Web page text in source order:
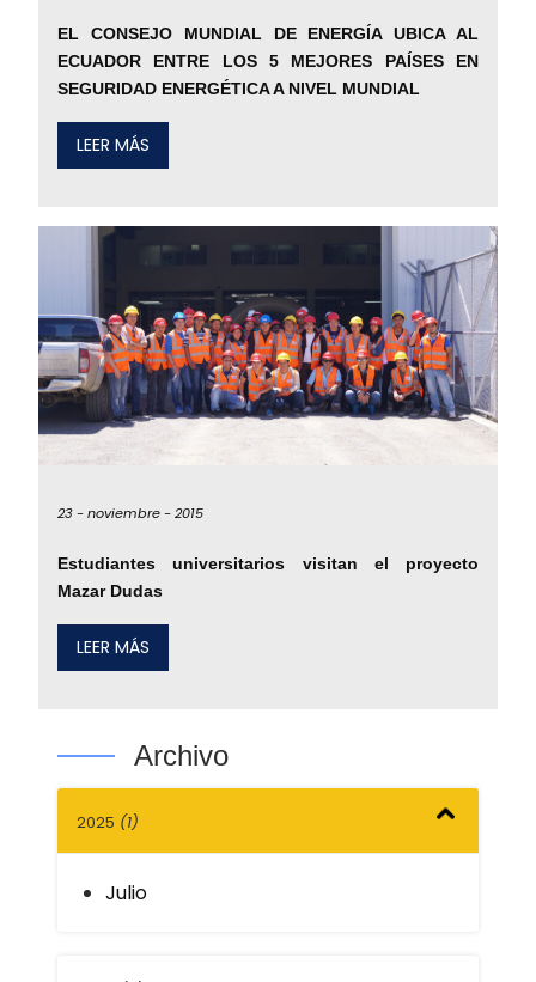
EL CONSEJO MUNDIAL DE ENERGÍA UBICA AL
ECUADOR ENTRE LOS 5 MEJORES PAÍSES EN
SEGURIDAD ENERGÉTICA A NIVEL MUNDIAL
LEER MÁS
23 -noviembre -2015
Estudiantes universitarios visitan el proyecto
Mazar Dudas
LEER MÁS
Archivo
2025 (1)
Julio